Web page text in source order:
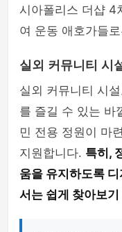
시아폴리스 더샵 4
여 운동 애호가들
실외 커뮤니티 시
실외 커뮤니티 시
를 즐길 수 있는 바
민 전용 정원이 마
지원합니다. 특히,
움을 유지하도록
서는 쉽게 찾아보